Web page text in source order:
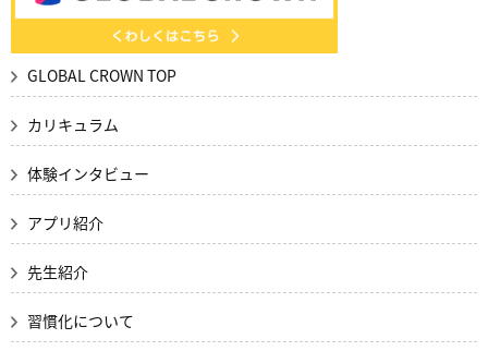
GLOBAL CROWN TOP
カリキュラム
体験インタビュー
アプリ紹介
先生紹介
習慣化について